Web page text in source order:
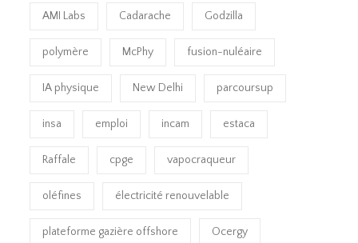
AMI Labs Cadarache Godzilla
polymère McPhy fusion-nuléaire
IA physique New Delhi parcoursup
insa emploi incam estaca
Raffale cpge vapocraqueur
oléfines électricité renouvelable
plateforme gazière offshore Ocergy